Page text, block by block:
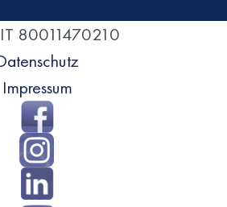
80011470210
Impressum